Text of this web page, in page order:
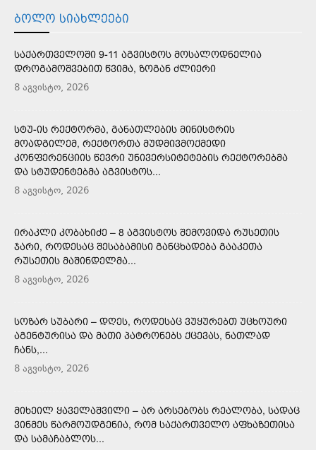
ᲑᲝᲚᲝ ᲡᲘᲐᲮᲚᲔᲔᲑᲘ
ᲡᲐᲥᲐᲠᲗᲕᲔᲚᲝᲨᲘ 9-11 ᲐᲒᲕᲘᲡᲢᲝᲡ ᲛᲝᲡᲐᲚᲝᲓᲜᲔᲚᲘᲐ
ᲓᲠᲝᲒᲐᲛᲝᲨᲕᲔᲑᲘᲗ ᲬᲕᲘᲛᲐ, ᲖᲝᲒᲐᲜ ᲫᲚᲘᲔᲠᲘ
8 აგვისტო, 2026
ᲡᲢᲣ-ᲘᲡ ᲠᲔᲥᲢᲝᲠᲛᲐ, ᲒᲐᲜᲐᲗᲚᲔᲑᲘᲡ ᲛᲘᲜᲘᲡᲢᲠᲘᲡ
ᲛᲝᲐᲓᲒᲘᲚᲔᲛ, ᲠᲔᲥᲢᲝᲠᲗᲐ ᲛᲣᲓᲛᲘᲕᲛᲝᲥᲛᲔᲓᲘ
ᲙᲝᲜᲤᲔᲠᲔᲜᲪᲘᲘᲡ ᲬᲔᲕᲠᲘ ᲣᲜᲘᲕᲔᲠᲡᲘᲢᲔᲢᲔᲑᲘᲡ ᲠᲔᲥᲢᲝᲠᲔᲑᲛᲐ
ᲓᲐ ᲡᲢᲣᲓᲔᲜᲢᲔᲑᲛᲐ ᲐᲒᲕᲘᲡᲢᲝᲡ...
8 აგვისტო, 2026
ᲘᲠᲐᲙᲚᲘ ᲙᲝᲑᲐᲮᲘᲫᲔ – 8 ᲐᲒᲕᲘᲡᲢᲝᲡ ᲨᲔᲛᲝᲕᲘᲓᲐ ᲠᲣᲡᲔᲗᲘᲡ
ᲯᲐᲠᲘ, ᲠᲝᲓᲔᲡᲐᲪ ᲨᲔᲡᲐᲑᲐᲛᲘᲡᲘ ᲒᲐᲜᲪᲮᲐᲓᲔᲑᲐ ᲒᲐᲐᲙᲔᲗᲐ
ᲠᲣᲡᲔᲗᲘᲡ ᲛᲐᲨᲘᲜᲓᲔᲚᲛᲐ...
8 აგვისტო, 2026
ᲡᲝᲖᲐᲠ ᲡᲣᲑᲐᲠᲘ – ᲓᲦᲔᲡ, ᲠᲝᲓᲔᲡᲐᲪ ᲕᲣᲧᲣᲠᲔᲑᲗ ᲣᲪᲮᲝᲣᲠᲘ
ᲐᲒᲔᲜᲢᲣᲠᲘᲡᲐ ᲓᲐ ᲛᲐᲗᲘ ᲞᲐᲢᲠᲝᲜᲔᲑᲡ ᲥᲪᲔᲕᲐᲡ, ᲜᲐᲗᲚᲐᲓ
ᲩᲐᲜᲡ,...
8 აგვისტო, 2026
ᲛᲘᲮᲔᲘᲚ ᲧᲐᲕᲔᲚᲐᲨᲕᲘᲚᲘ – ᲐᲠ ᲐᲠᲡᲔᲑᲝᲑᲡ ᲠᲔᲐᲚᲝᲑᲐ, ᲡᲐᲓᲐᲪ
ᲕᲘᲜᲛᲔᲡ ᲬᲐᲠᲛᲝᲣᲓᲒᲔᲜᲘᲐ, ᲠᲝᲛ ᲡᲐᲥᲐᲠᲗᲕᲔᲚᲝ ᲐᲤᲮᲐᲖᲔᲗᲘᲡᲐ
ᲓᲐ ᲡᲐᲛᲐᲩᲐᲑᲚᲝᲡ...